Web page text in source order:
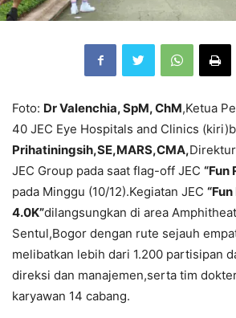
Foto: Dr Valenchia, SpM, ChM,Ketua
40 JEC Eye Hospitals and Clinics
Prihatiningsih,SE,MARS,CMA,
JEC Group pada saat flag-off JEC “Fun
pada Minggu (10/12).Kegiatan JEC
4.0K”dilangsungkan di area
Sentul,Bogor dengan rute sejauh
melibatkan lebih dari 1.200 partisipan
direksi dan manajemen,serta tim
karyawan 14 cabang.